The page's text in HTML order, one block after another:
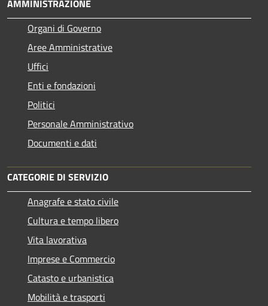
AMMINISTRAZIONE
Organi di Governo
Aree Amministrative
Uffici
Enti e fondazioni
Politici
Personale Amministrativo
Documenti e dati
CATEGORIE DI SERVIZIO
Anagrafe e stato civile
Cultura e tempo libero
Vita lavorativa
Imprese e Commercio
Catasto e urbanistica
Mobilità e trasporti